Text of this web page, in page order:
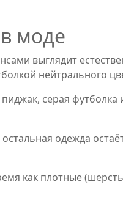
моде
выглядит
нейтрального
серая футболка
одежда
как плотные